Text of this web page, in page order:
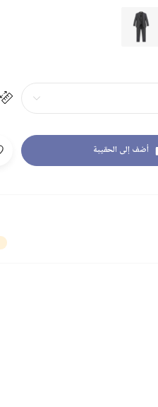
أضف إلى الحقيبة